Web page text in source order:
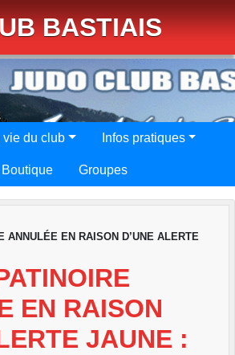
BASTIAIS
vie du club Infos pratiques
Boutique Groupes
ANNULÉE EN RAISON D’UNE ALERTE
EN RAISON
JAUNE :